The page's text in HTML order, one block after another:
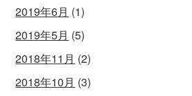
2019年6月 (1)
2019年5月 (5)
2018年11月 (2)
2018年10月 (3)